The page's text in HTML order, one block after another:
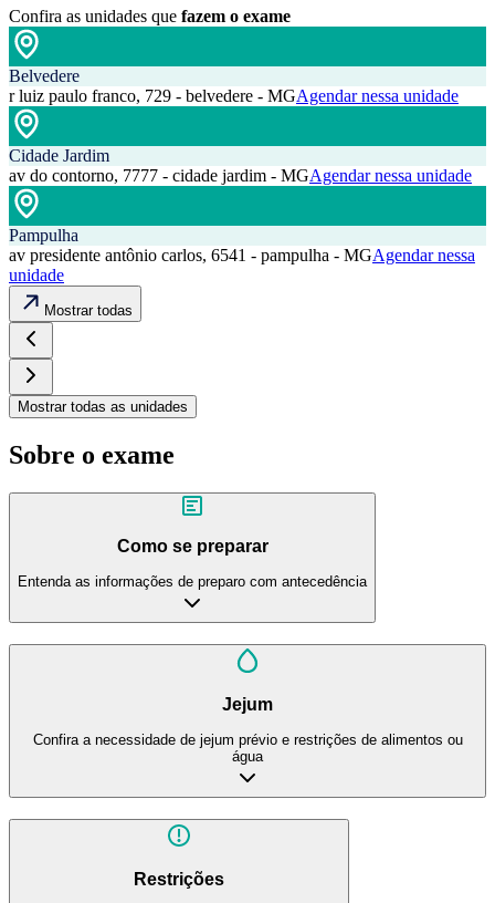
Confira as unidades que fazem o exame
Belvedere
r luiz paulo franco, 729 - belvedere - MGAgendar nessa unidade
Cidade Jardim
av do contorno, 7777 - cidade jardim - MGAgendar nessa unidade
Pampulha
av presidente antônio carlos, 6541 - pampulha - MGAgendar nessa
unidade
Mostrar todas
Mostrar todas as unidades
Sobre o exame
Como se preparar
Entenda as informações de preparo com antecedência
Jejum
Confira a necessidade de jejum prévio e restrições de alimentos ou
água
Restrições